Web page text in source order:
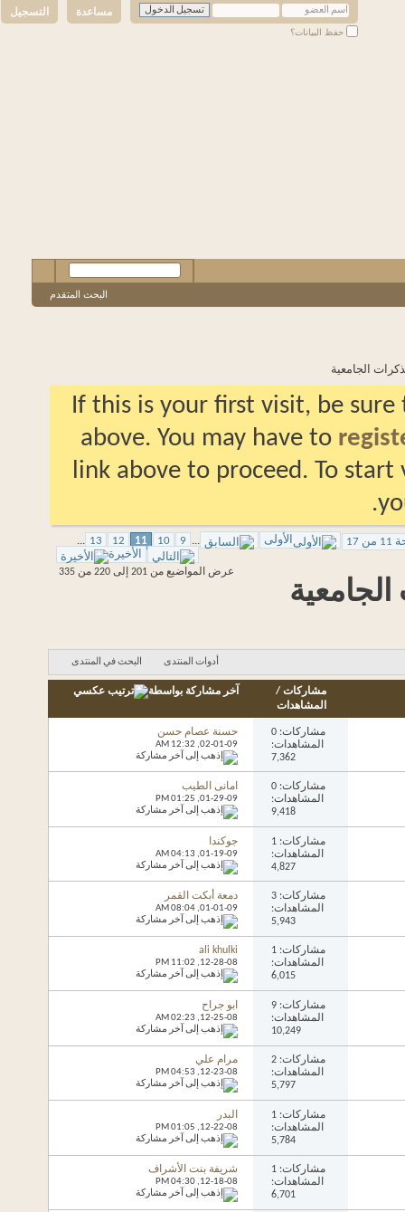
التسجيل مساعدة
حفظ البيانات؟
البحث المتقدم
الجامعية
If this is your first visit, be
above. You may have to
link above to proceed. To
الأولى ...
9
10
11
12
13
الأخيرة
عرض المواضيع من 201 إلى 220 من 335
أدوات المنتدى البحث في المنتدى
مشاركات/
المشاهدات
آخر مشاركة بواسطة
مشاركات: 0
المشاهدات:
حسنة عصام حسن
02-01-09,
12:32 AM
مشاركات: 0
المشاهدات:
امانى الطيب
01-29-09,
01:25 PM
مشاركات: 1
المشاهدات:
جوكندا
01-19-09,
04:13 AM
مشاركات: 3
المشاهدات:
دمعة أبكت القمر
01-01-09,
08:04 AM
مشاركات: 1
المشاهدات:
ali khulki
12-28-08,
11:02 PM
مشاركات: 9
المشاهدات:
10,249
ابو جراح
12-25-08,
02:23 AM
مشاركات: 2
المشاهدات:
مرام علي
12-23-08,
04:53 PM
مشاركات: 1
المشاهدات:
12-22-08,
01:05 PM
مشاركات: 1
المشاهدات:
شريفة بنت الأشراف
12-18-08,
04:30 PM